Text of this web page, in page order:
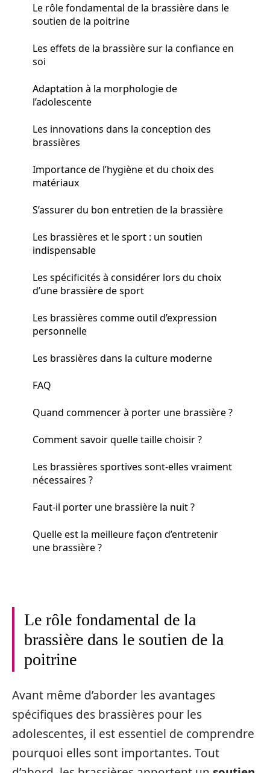
Le rôle fondamental de la brassière dans le
soutien de la poitrine
Les effets de la brassière sur la confiance en
soi
Adaptation à la morphologie de
l’adolescente
Les innovations dans la conception des
brassières
Importance de l’hygiène et du choix des
matériaux
S’assurer du bon entretien de la brassière
Les brassières et le sport : un soutien
indispensable
Les spécificités à considérer lors du choix
d’une brassière de sport
Les brassières comme outil d’expression
personnelle
Les brassières dans la culture moderne
FAQ
Quand commencer à porter une brassière ?
Comment savoir quelle taille choisir ?
Les brassières sportives sont-elles vraiment
nécessaires ?
Faut-il porter une brassière la nuit ?
Quelle est la meilleure façon d’entretenir
une brassière ?
Le rôle fondamental de la
brassière dans le soutien de la
poitrine
Avant même d’aborder les avantages
spécifiques des brassières pour les
adolescentes, il est essentiel de comprendre
pourquoi elles sont importantes. Tout